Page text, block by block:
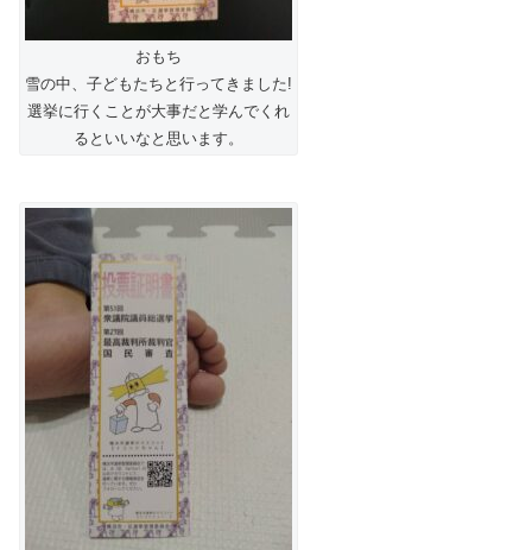
おもち
雪の中、子どもたちと行ってきました!
選挙に行くことが大事だと学んでくれ
るといいなと思います。